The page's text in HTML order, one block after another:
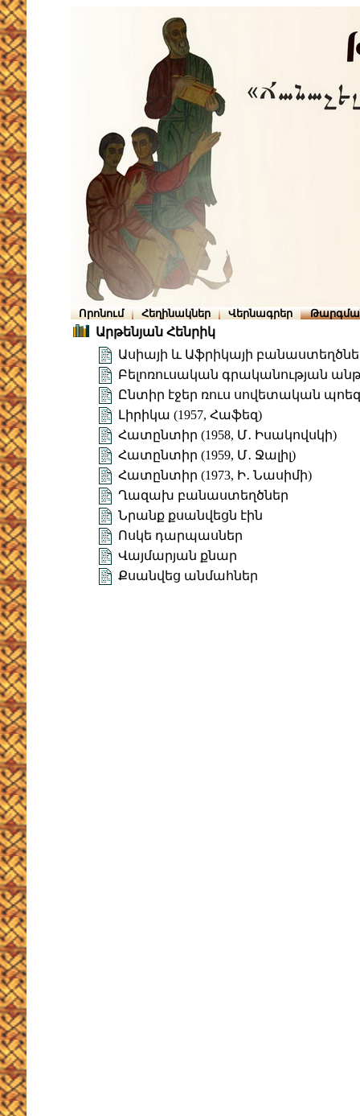
Որոնում Հեղինակներ Վերնագրեր
Արթենյան Հենրիկ
Ասիայի և Աֆրիկայի
Բելոռուսական գրականության
Ընտիր էջեր ռուս սովետական
Լիրիկա (1957, Հաֆեզ)
Հատընտիր (1958, Մ․ Իսակովսկի)
Հատընտիր (1959, Մ․ Ջալիլ)
Հատընտիր (1973, Ի․ Նասիմի)
Ղազախ բանաստեղծներ
Նրանք քսանվեցն էին
Ոսկե դարպասներ
Վայմարյան քնար
Քսանվեց անմահներ